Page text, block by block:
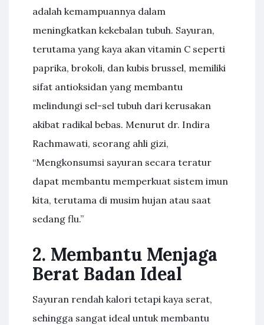
adalah kemampuannya dalam
meningkatkan kekebalan tubuh. Sayuran,
terutama yang kaya akan vitamin C seperti
paprika, brokoli, dan kubis brussel, memiliki
sifat antioksidan yang membantu
melindungi sel-sel tubuh dari kerusakan
akibat radikal bebas. Menurut dr. Indira
Rachmawati, seorang ahli gizi,
“Mengkonsumsi sayuran secara teratur
dapat membantu memperkuat sistem imun
kita, terutama di musim hujan atau saat
sedang flu.”
2. Membantu Menjaga
Berat Badan Ideal
Sayuran rendah kalori tetapi kaya serat,
sehingga sangat ideal untuk membantu